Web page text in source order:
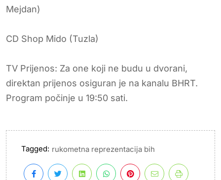
Mejdan)
CD Shop Mido (Tuzla)
TV Prijenos: Za one koji ne budu u dvorani,
direktan prijenos osiguran je na kanalu BHRT.
Program počinje u 19:50 sati.
Tagged: rukometna reprezentacija bih